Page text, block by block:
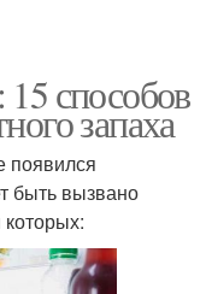
способов
запаха
появился
быть вызвано